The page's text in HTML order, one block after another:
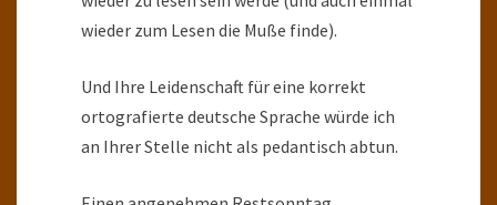
wieder zum Lesen die Muße finde).
Und Ihre Leidenschaft für eine korrekt
ortografierte deutsche Sprache würde ich
an Ihrer Stelle nicht als pedantisch abtun.